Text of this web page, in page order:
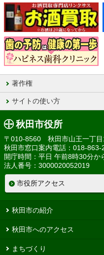
著作権
サイトの使い方
秋田市役所
〒010-8560 秋田市山王一丁目
秋田市窓口案内電話：018-
開庁時間：平日 午前8時30分か
法人番号：3000020052019
市役所アクセス
秋田市の紹介
秋田市へのアクセス
まちづくり